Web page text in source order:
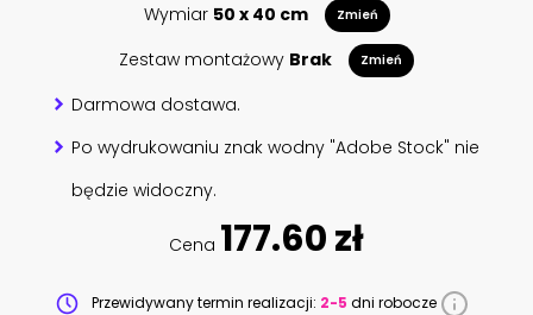
Wymiar 50 x 40 cm Zmień
Zestaw montażowy Brak Zmień
Darmowa dostawa.
Po wydrukowaniu znak wodny "Adobe Stock" nie
będzie widoczny.
Cena 177.60 zł
Przewidywany termin realizacji: 2-5 dni robocze